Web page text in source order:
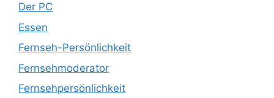
Der PC
Essen
Fernseh-Persönlichkeit
Fernsehmoderator
Fernsehpersönlichkeit